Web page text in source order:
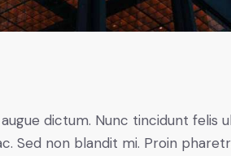
dictum. Nunc tincidunt
Sed non blandit mi. Proin